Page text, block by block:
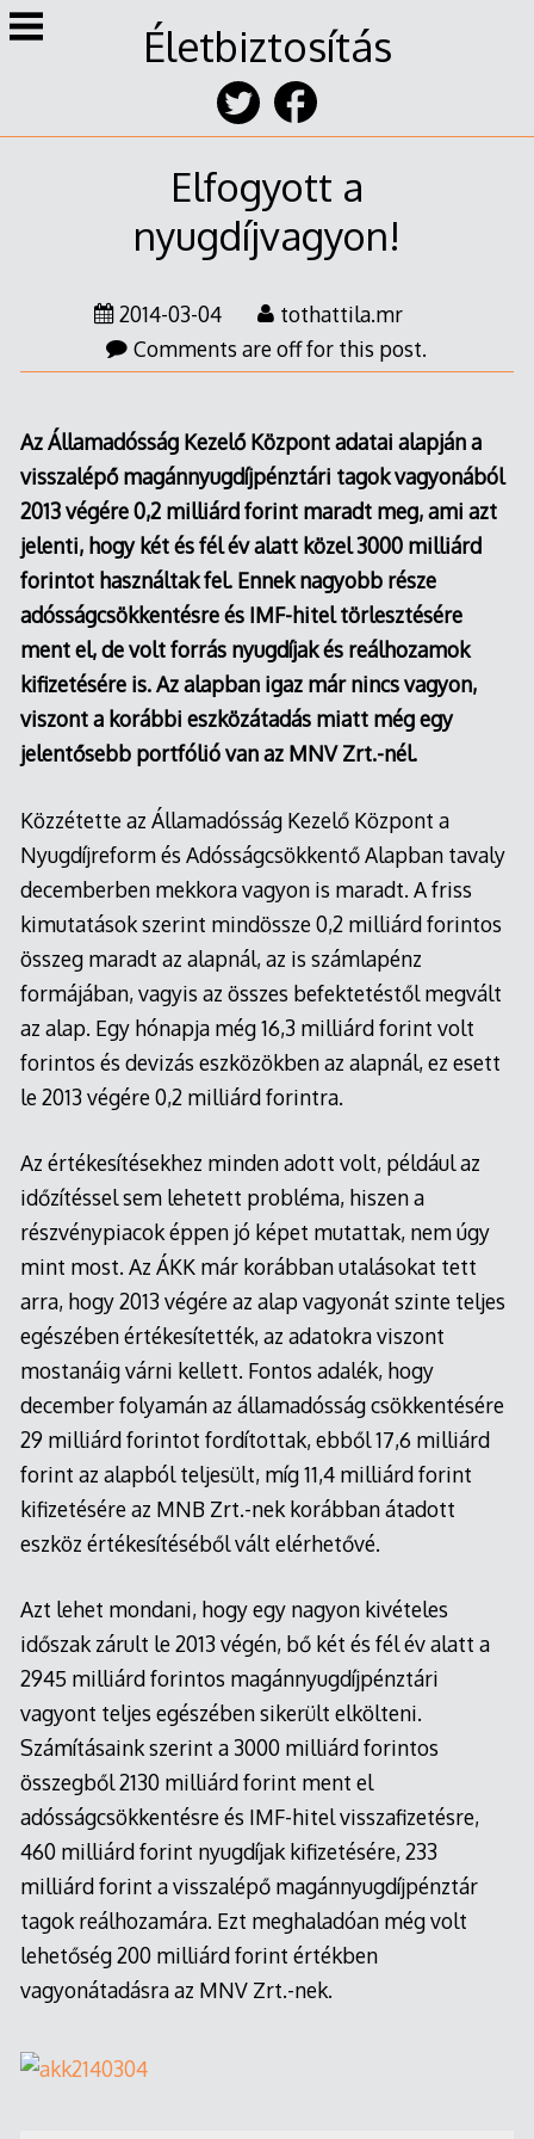
Skip
to
Életbiztosítás
Elfogyott a
nyugdíjvagyon!
2014-03-042014-
03-
04
tothattila.mr
Comments are off for this post.
Az Államadósság Kezelő Központ adatai alapján a
visszalépő magánnyugdíjpénztári tagok vagyonából
2013 végére 0,2 milliárd forint maradt meg, ami azt
jelenti, hogy két és fél év alatt közel 3000 milliárd
forintot használtak fel. Ennek nagyobb része
adósságcsökkentésre és IMF-hitel törlesztésére
ment el, de volt forrás nyugdíjak és reálhozamok
kifizetésére is. Az alapban igaz már nincs vagyon,
viszont a korábbi eszközátadás miatt még egy
jelentősebb portfólió van az MNV Zrt.-nél.
Közzétette az Államadósság Kezelő Központ a
Nyugdíjreform és Adósságcsökkentő Alapban tavaly
decemberben mekkora vagyon is maradt. A friss
kimutatások szerint mindössze 0,2 milliárd forintos
összeg maradt az alapnál, az is számlapénz
formájában, vagyis az összes befektetéstől megvált
az alap. Egy hónapja még 16,3 milliárd forint volt
forintos és devizás eszközökben az alapnál, ez esett
le 2013 végére 0,2 milliárd forintra.
Az értékesítésekhez minden adott volt, például az
időzítéssel sem lehetett probléma, hiszen a
részvénypiacok éppen jó képet mutattak, nem úgy
mint most. Az ÁKK már korábban utalásokat tett
arra, hogy 2013 végére az alap vagyonát szinte teljes
egészében értékesítették, az adatokra viszont
mostanáig várni kellett. Fontos adalék, hogy
december folyamán az államadósság csökkentésére
29 milliárd forintot fordítottak, ebből 17,6 milliárd
forint az alapból teljesült, míg 11,4 milliárd forint
kifizetésére az MNB Zrt.-nek korábban átadott
eszköz értékesítéséből vált elérhetővé.
Azt lehet mondani, hogy egy nagyon kivételes
időszak zárult le 2013 végén, bő két és fél év alatt a
2945 milliárd forintos magánnyugdíjpénztári
vagyont teljes egészében sikerült elkölteni.
Számításaink szerint a 3000 milliárd forintos
összegből 2130 milliárd forint ment el
adósságcsökkentésre és IMF-hitel visszafizetésre,
460 milliárd forint nyugdíjak kifizetésére, 233
milliárd forint a visszalépő magánnyugdíjpénztár
tagok reálhozamára. Ezt meghaladóan még volt
lehetőség 200 milliárd forint értékben
vagyonátadásra az MNV Zrt.-nek.